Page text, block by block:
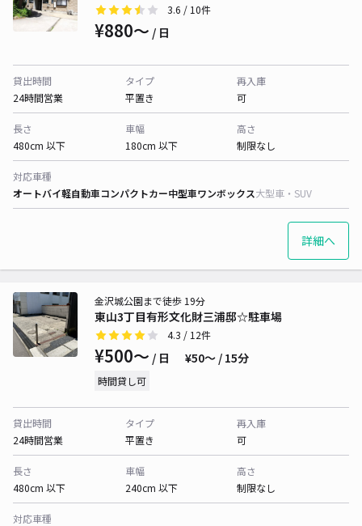
3.6 / 10件
¥880〜 / 日
貸出時間
24時間営業
タイプ
平置き
再入庫
可
長さ
480cm 以下
車幅
180cm 以下
高さ
制限なし
対応車種
オートバイ軽自動車コンパクトカー中型車ワンボックス大型車・SUV
詳細へ
東山3丁目有形文化財三浦邸☆駐車場
金沢城公園まで徒歩 19分
4.3 / 12件
¥500〜 / 日 ¥50〜 / 15分
時間貸し可
貸出時間
24時間営業
タイプ
平置き
再入庫
可
長さ
480cm 以下
車幅
240cm 以下
高さ
制限なし
対応車種